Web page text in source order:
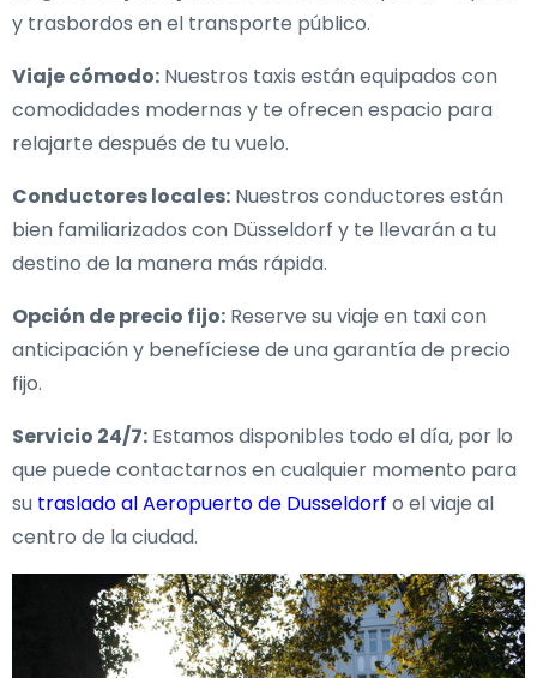
y trasbordos en el transporte público.
Viaje cómodo: Nuestros taxis están equipados con
comodidades modernas y te ofrecen espacio para
relajarte después de tu vuelo.
Conductores locales: Nuestros conductores están
bien familiarizados con Düsseldorf y te llevarán a tu
destino de la manera más rápida.
Opción de precio fijo: Reserve su viaje en taxi con
anticipación y benefíciese de una garantía de precio
fijo.
Servicio 24/7: Estamos disponibles todo el día, por lo
que puede contactarnos en cualquier momento para
su traslado al Aeropuerto de Dusseldorf o el viaje al
centro de la ciudad.